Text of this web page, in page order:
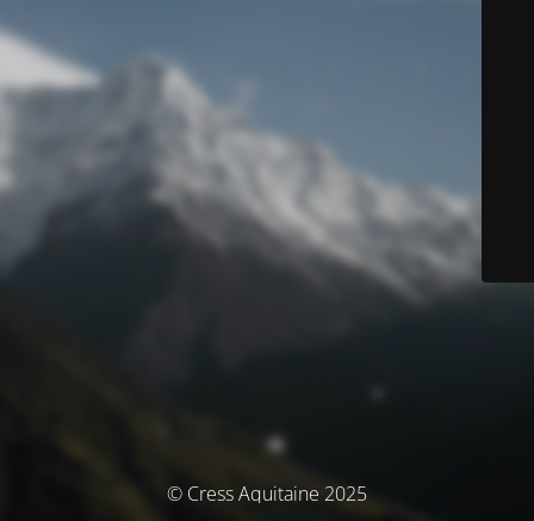
© Cress Aquitaine 2025